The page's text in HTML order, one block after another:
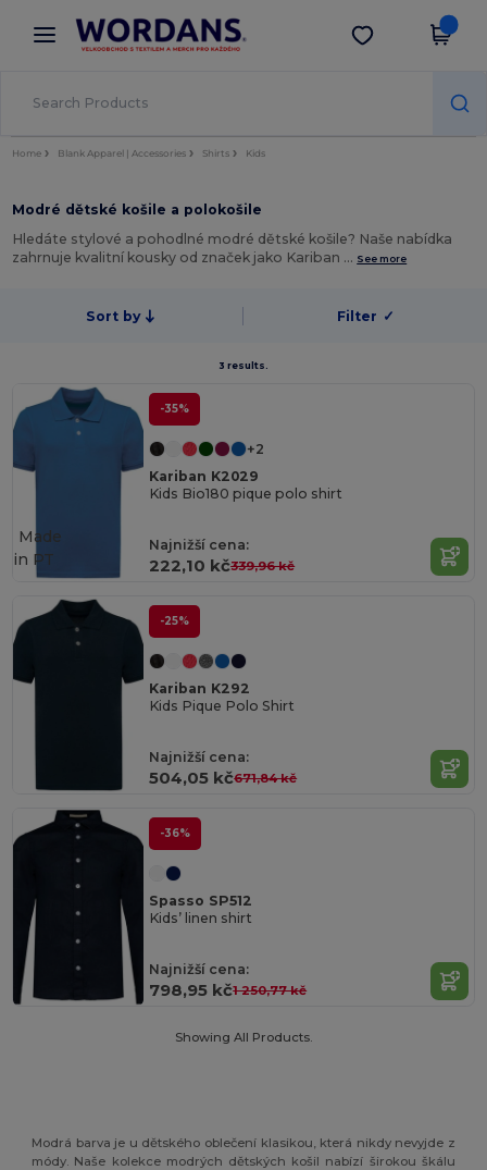
× Aplikace Wordans
Lepší ceny v aplikaci!
Stáhnout app
Home Blank Apparel | Accessories Shirts Kids
Modré dětské košile a polokošile
Hledáte stylové a pohodlné modré dětské košile? Naše nabídka
zahrnuje kvalitní kousky od značek jako Kariban … See more
Sort by Filter ✓
3 results.
-35%
+2
Kariban K2029
Kids Bio180 pique polo shirt
Najnižší cena:
222,10 kč339,96 kč
Made
in PT
-25%
Kariban K292
Kids Pique Polo Shirt
Najnižší cena:
504,05 kč671,84 kč
-36%
Spasso SP512
Kids’ linen shirt
Najnižší cena:
798,95 kč1 250,77 kč
Showing All Products.
Modrá barva je u dětského oblečení klasikou, která nikdy nevyjde z
módy. Naše kolekce modrých dětských košil nabízí širokou škálu